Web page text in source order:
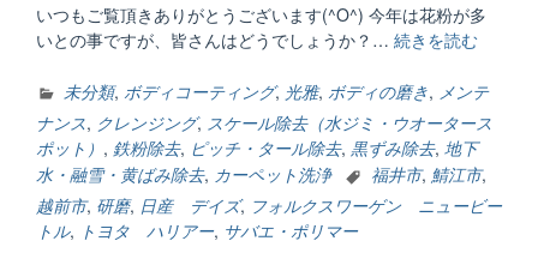
いつもご覧頂きありがとうございます(^O^) 今年は花粉が多
いとの事ですが、皆さんはどうでしょうか？… 続きを読む
ィ
ー
コ
ー
テ
ィ
未分類, ボディコーティング, 光雅, ボディの磨き, メンテ
ナンス, クレンジング, スケール除去（水ジミ・ウオータース
ポット） , 鉄粉除去, ピッチ・タール除去, 黒ずみ除去, 地下
水・融雪・黄ばみ除去, カーペット洗浄 福井市, 鯖江市,
越前市, 研磨, 日産 デイズ, フォルクスワーゲン ニュービー
トル, トヨタ ハリアー, サバエ・ポリマー